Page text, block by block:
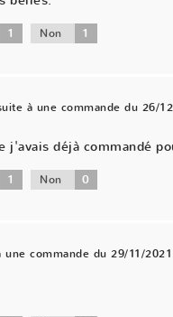
1 Non 1
à une commande du 26/
j'avais déjà commandé
1 Non 0
une commande du 29/11/2021